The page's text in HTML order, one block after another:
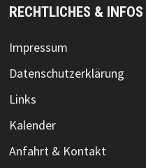
RECHTLICHES & INFOS
Impressum
Datenschutzerklärung
Links
Kalender
Anfahrt & Kontakt